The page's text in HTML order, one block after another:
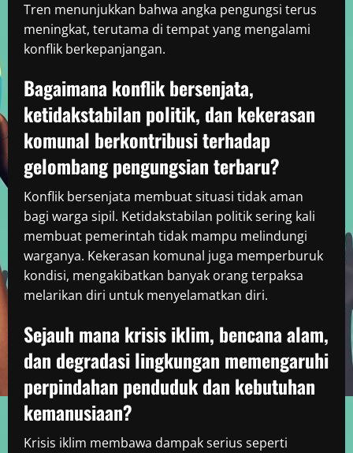
Tren menunjukkan bahwa angka pengungsi terus
meningkat, terutama di tempat yang mengalami
konflik berkepanjangan.
Bagaimana konflik bersenjata,
ketidakstabilan politik, dan kekerasan
komunal berkontribusi terhadap
gelombang pengungsian terbaru?
Konflik bersenjata membuat situasi tidak aman
bagi warga sipil. Ketidakstabilan politik sering kali
membuat pemerintah tidak mampu melindungi
warganya. Kekerasan komunal juga memperburuk
kondisi, mengakibatkan banyak orang terpaksa
melarikan diri untuk menyelamatkan diri.
Sejauh mana krisis iklim, bencana alam,
dan degradasi lingkungan memengaruhi
perpindahan penduduk dan kebutuhan
kemanusiaan?
Krisis iklim membawa dampak serius seperti